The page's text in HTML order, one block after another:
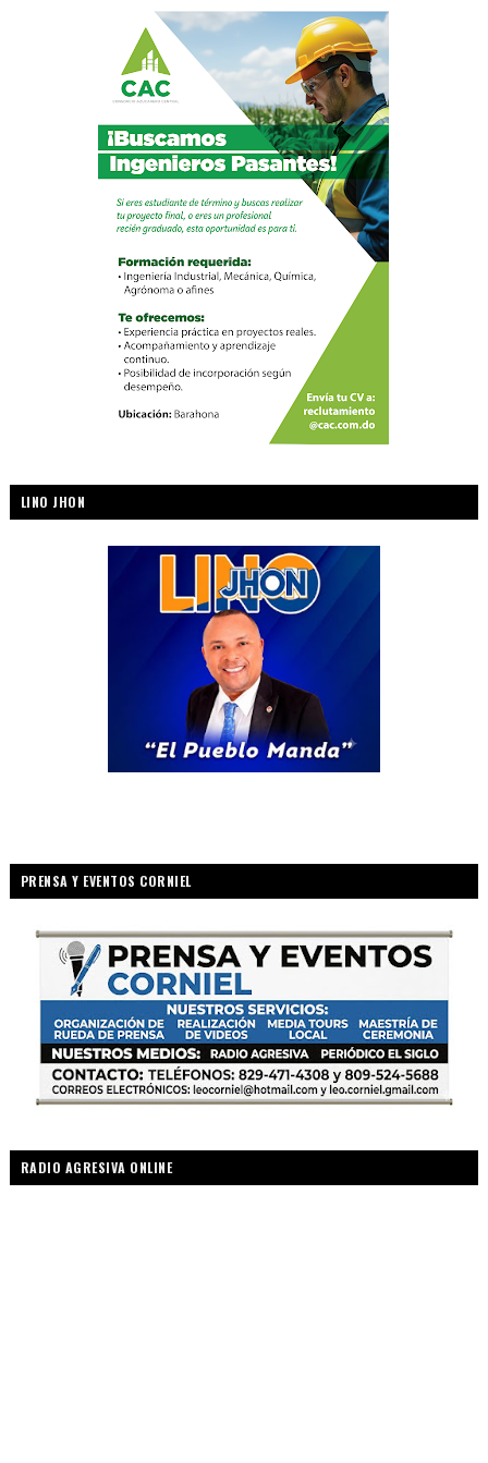
LINO JHON
PRENSA Y EVENTOS CORNIEL
RADIO AGRESIVA ONLINE